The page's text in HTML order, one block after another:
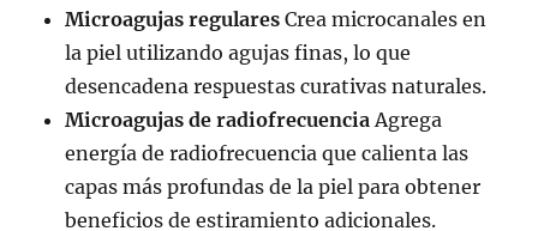
Microagujas regulares Crea microcanales en
la piel utilizando agujas finas, lo que
desencadena respuestas curativas naturales.
Microagujas de radiofrecuenciaAgrega
energía de radiofrecuencia que calienta las
capas más profundas de la piel para obtener
beneficios de estiramiento adicionales.